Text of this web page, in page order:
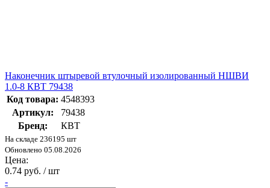
Наконечник штыревой втулочный изолированный НШВИ
1.0-8 КВТ 79438
Код товара: 4548393
Артикул:
79438
Бренд:
КВТ
На складе 236195 шт
Обновлено 05.08.2026
Цена:
0.74 руб. / шт
-